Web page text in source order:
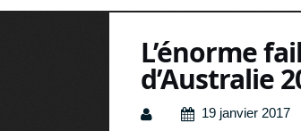
L’énorme
d’Australie
19 janvier 2017